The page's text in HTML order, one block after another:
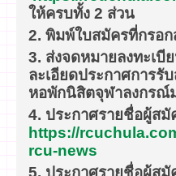
ให้ครบทั้ง 2 ส่วน
2. พิมพ์ใบสมัครที่กรอ
3. ส่งจดหมายลงทะเบี
ละเอียดประกาศการรั
หอพักนิสิตจุฬาลงกรณ์
4. ประกาศรายชื่อผู้สมั
https://
rcu-news
5. ประกาศรายชื่อผู้สมั